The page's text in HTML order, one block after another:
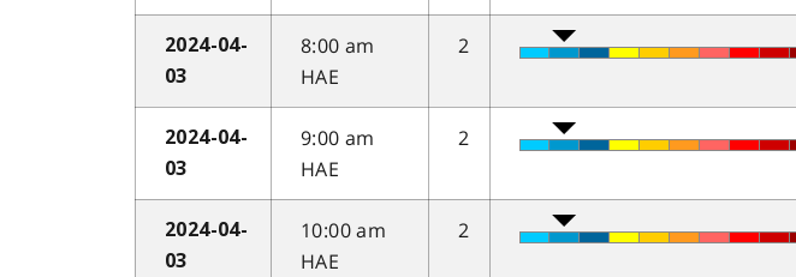
2024-04-
03
8:00 am
HAE
2
2024-04-
03
9:00 am
HAE
2
2024-04-
03
10:00 am
HAE
2